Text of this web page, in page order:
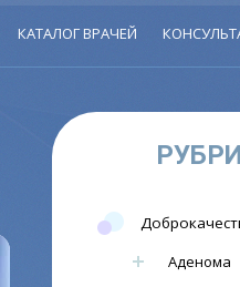
КАТАЛОГ ВРАЧЕЙ
Аденома